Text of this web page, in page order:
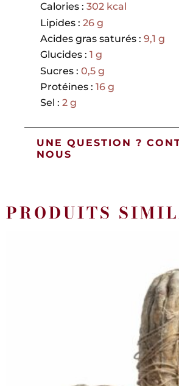
Calories : 302 kcal
Lipides : 26 g
Acides gras saturés : 9,1 g
Glucides : 1 g
Sucres : 0,5 g
Protéines : 16 g
Sel : 2 g
UNE QUESTION ?
NOUS
PRODUITS